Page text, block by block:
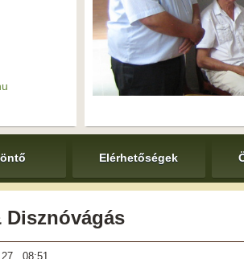
Elérhetőségek
Disznóvágás
08:51